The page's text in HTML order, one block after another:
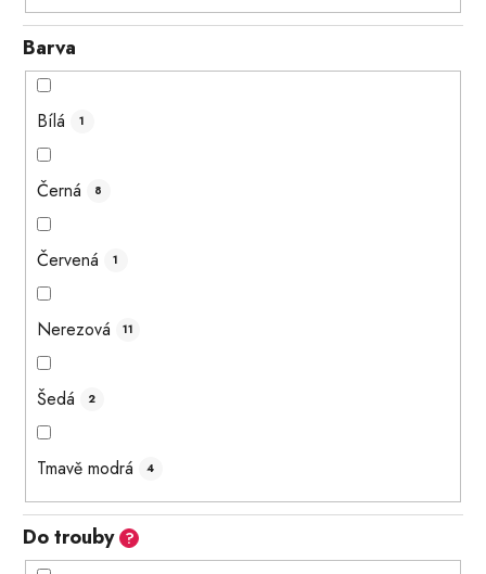
Barva
Bílá 1
Černá 8
Červená 1
Nerezová 11
Šedá 2
Tmavě modrá 4
Do trouby ?